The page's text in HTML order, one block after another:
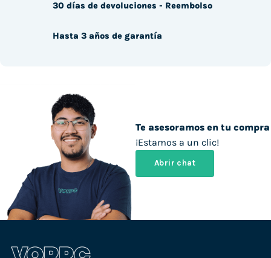
Te asesoramos en tu compra
¡Estamos a un clic!
Abrir chat
30 días de devoluciones - Reembolso
Hasta 3 años de garantía